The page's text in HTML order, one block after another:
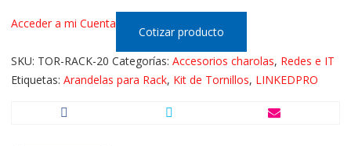
Acceder a mi Cuenta
Cotizar producto
SKU: TOR-RACK-20 Categorías: Accesorios charolas, Redes e IT
Etiquetas: Arandelas para Rack, Kit de Tornillos, LINKEDPRO